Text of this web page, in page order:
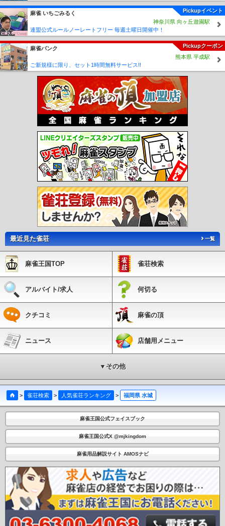
前駅
津福駅 安武駅 大善寺駅 三潴駅 犬塚駅 大溝駅 八丁牟田駅 蒲池駅
矢
加部駅
西鉄柳川駅 江の浦駅 開駅 西鉄渡瀬駅
永駅
東甘木駅 西鉄銀水駅 新栄町駅 紫駅 西鉄五条駅 太宰府駅
学
校前駅
古賀茶屋駅 北野駅 大城駅 金島駅 大堰駅 本郷駅 上浦駅 馬田駅
甘
木駅
貝塚駅 名島駅 唐の原駅
三苫駅
西鉄新宮駅
宮地岳駅
津屋崎
駅
大板井駅 松崎駅 今隈駅 西太刀洗駅 山隈駅
あかぢ駅 藤棚駅 中泉駅 市場駅 ふれあい生力駅 赤池駅 人見駅
糒駅 田川市立病院駅 下伊田駅 豊前大熊駅 松山駅 糸田駅
勾金駅 柿下温泉口駅 内田駅 赤駅 油須原駅 源じいの森駅
東犀川三四郎駅 新豊津駅 豊津駅 今川河童駅 美夜古泉駅
祇園駅 中洲川端駅 天神駅 赤坂駅 大濠公園駅 唐人町駅
室見駅 呉服町駅 千代県庁口駅 馬出九大病院前駅
橋本駅 次郎丸駅 賀茂駅 野芥駅 梅林駅 福大前駅 七隈駅
別府駅 六本松駅 桜坂駅 薬院大通駅 渡辺通駅 天神南駅
香春口三萩野駅 片野駅 城野駅 北方駅 競馬場前駅 守恒駅
徳力嵐山口駅 志井駅 企救丘駅 西黒崎駅 熊西駅 萩原駅 穴生駅
永犬丸駅 三ヶ森駅 西山駅 通谷駅 東中間駅 筑豊中間駅
筑豊香月駅 楠橋駅 新木屋瀬駅 木屋瀬駅 遠賀野駅 感田駅
筑豊直方駅
出光美術館駅
ノーフォーク広場駅 関門海峡めかり駅
Pickupイベント
麻雀 いちごみるく
神奈川県 向ヶ丘遊園駅
連盟公式ルールノーレートフリー 毎週土曜日開催中！
Pickupクーポン
麻雀バンク
熊本県 平成駅
ご新規様に限り、セット1時間無料サービス!!
最近見た雀荘 一覧
麻雀王国TOP 雀荘検索
アルバイト/求人 何切る
クチコミ 麻雀の頂
ニュース 店舗用メニュー
▼その他
> 雀荘検索 > 人気雀荘ランキング > 福岡県 水城
麻雀王国公式フェイスブック
麻雀王国公式X @mjkingdom
麻雀用品解説サイト AMOSナビ